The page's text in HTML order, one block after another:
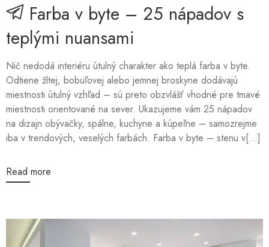
Farba v byte – 25 nápadov s
teplými nuansami
Nič nedodá interiéru útulný charakter ako teplá farba v byte.
Odtiene žltej, bobuľovej alebo jemnej broskyne dodávajú
miestnosti útulný vzhľad – sú preto obzvlášť vhodné pre tmavé
miestnosti orientované na sever. Ukazujeme vám 25 nápadov
na dizajn obývačky, spálne, kuchyne a kúpeľne – samozrejme
iba v trendových, veselých farbách. Farba v byte – stenu v[...]
Read more